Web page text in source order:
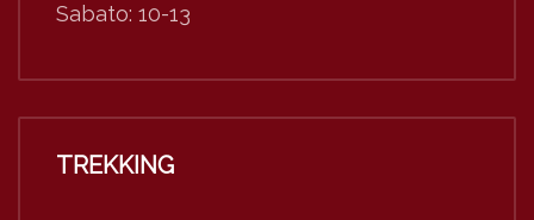
Sabato: 10-13
TREKKING